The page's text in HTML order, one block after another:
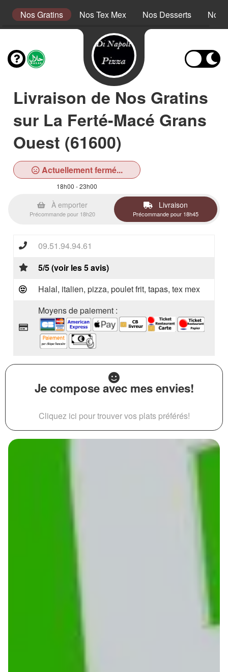
Nos Gratins Nos Tex Mex Nos Desserts Nos
Livraison de Nos Gratins
sur La Ferté-Macé Grans
Ouest (61600)
Actuellement fermé...
18h00 - 23h00
À emporter
Précommande pour 18h20
Livraison
Précommande pour 18h45
09.51.94.94.61
5/5 (voir les 5 avis)
Halal, italien, pizza, poulet frit, tapas, tex mex
Moyens de paiement :
Je compose avec mes envies!
Cliquez ici pour trouver vos plats préférés!